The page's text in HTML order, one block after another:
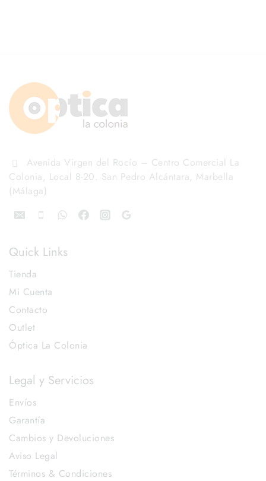
Avenida Virgen del Rocío – Centro Comercial La
Colonia, Local 8-20. San Pedro Alcántara, Marbella
(Málaga)
Quick Links
Tienda
Mi Cuenta
Contacto
Outlet
Óptica La Colonia
Legal y Servicios
Envíos
Garantía
Cambios y Devoluciones
Aviso Legal
Términos & Condiciones